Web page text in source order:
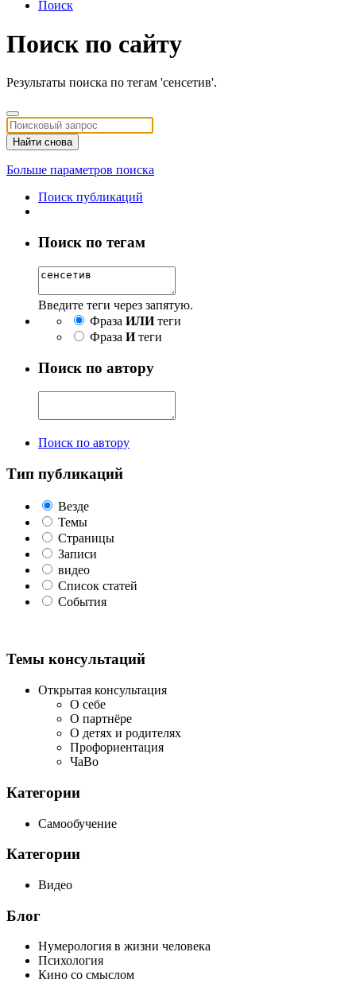
Поиск
Поиск по сайту
Результаты поиска по тегам 'сенсетив'.
Найти снова
Больше параметров поиска
Поиск публикаций
Поиск по тегам
Введите теги через запятую.
Фраза ИЛИтеги
Фраза Итеги
Поиск по автору
Поиск по автору
Тип публикаций
Везде
Темы
Страницы
Записи
видео
Список статей
События
Темы консультаций
Открытая консультация
О себе
О партнёре
О детях и родителях
Профориентация
ЧаВо
Категории
Самообучение
Категории
Видео
Блог
Нумерология в жизни человека
Психология
Кино со смыслом